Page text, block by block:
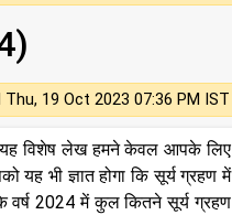
Thu, 19 Oct 2023 07:36 PM IST
यह विशेष लेख हमने केवल आपके लिए
यह भी ज्ञात होगा कि सूर्य ग्रहण में
वर्ष 2024 में कुल कितने सूर्य ग्रहण